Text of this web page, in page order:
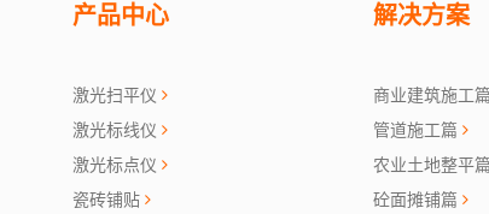
产品中心
激光扫平仪
激光标线仪
激光标点仪
瓷砖铺贴
解决方案
商业建筑施工篇
管道施工篇
农业土地整平篇
砼面摊铺篇